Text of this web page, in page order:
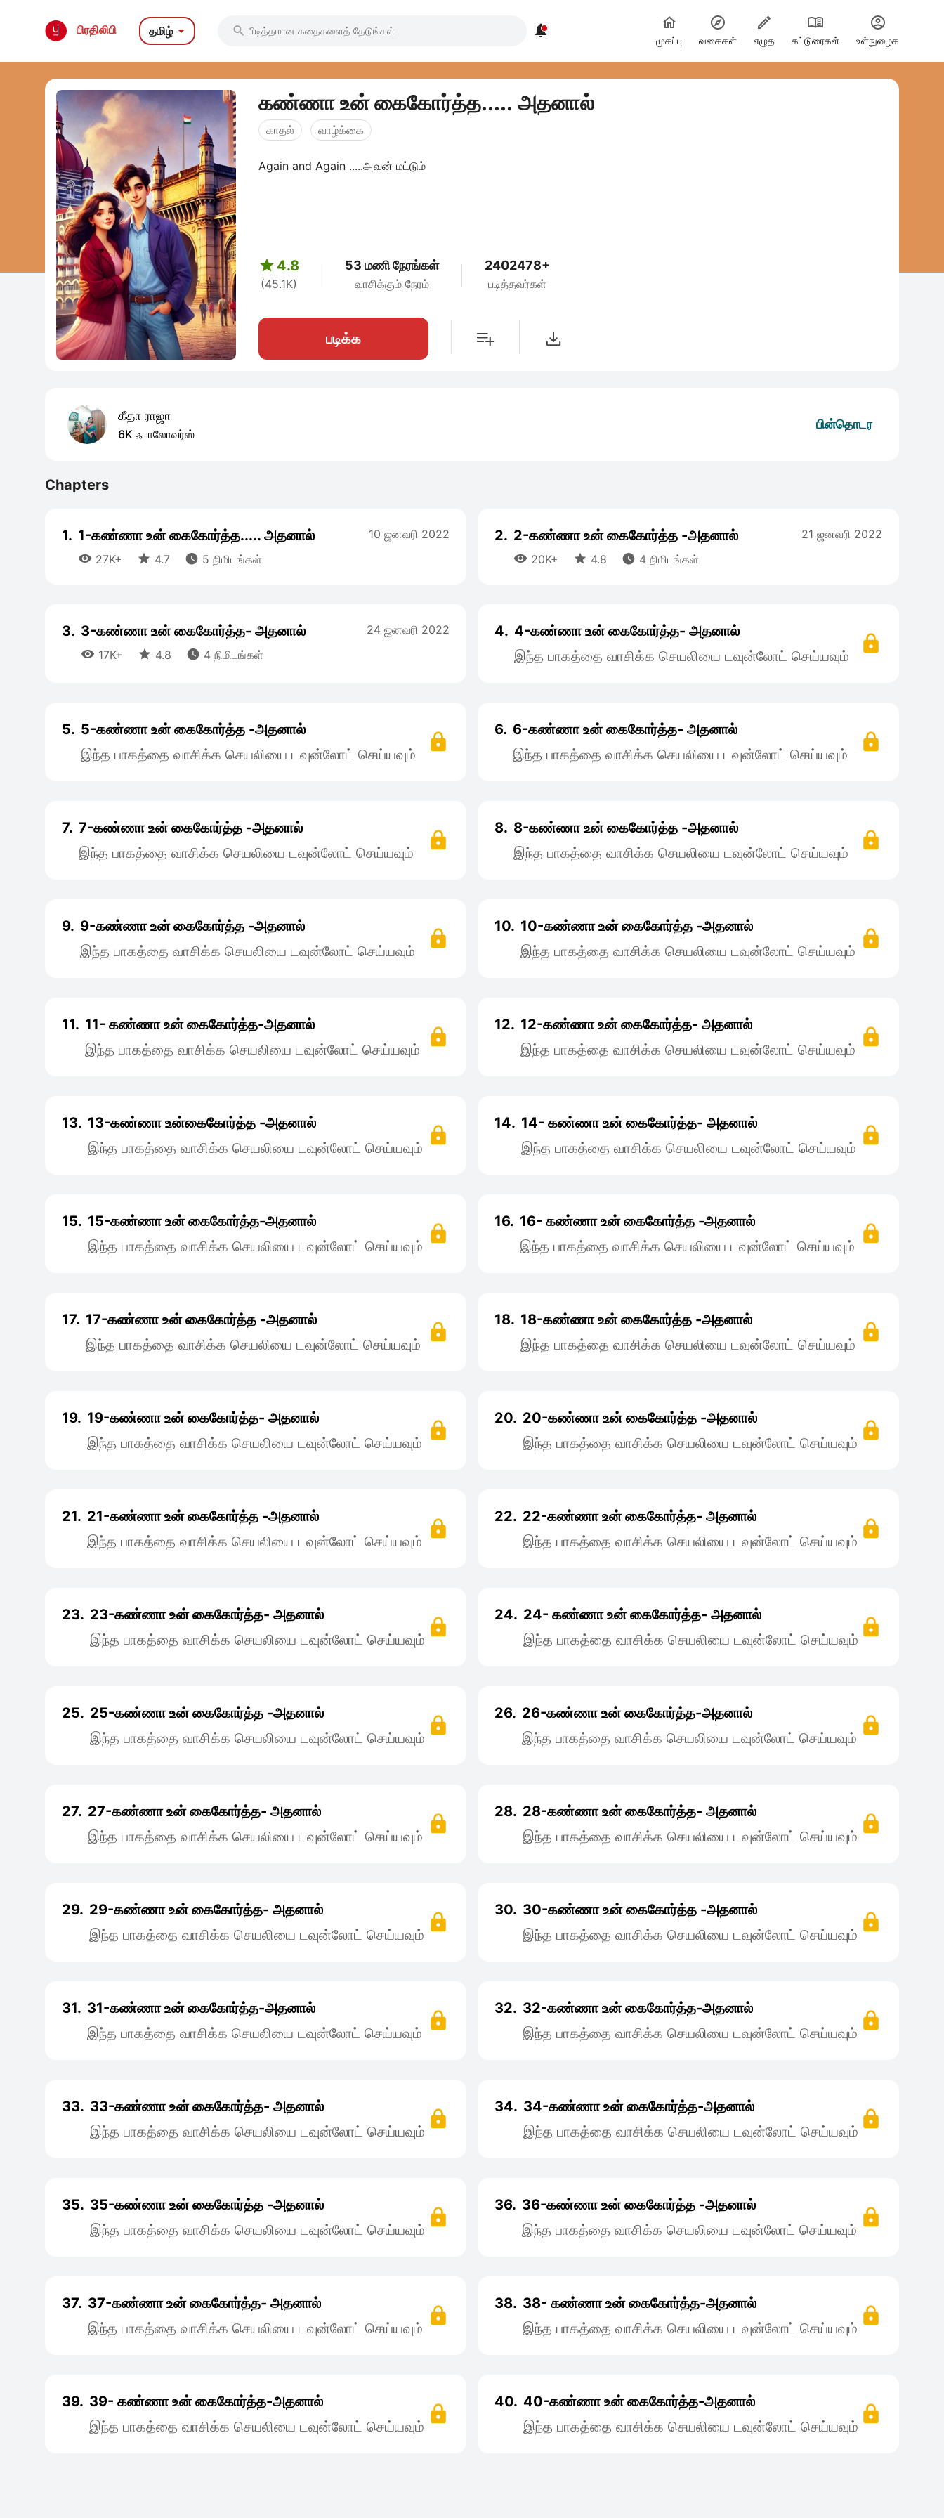
பிரதிலிபி தமிழ்  
முகப்பு வகைகள் எழுத கட்டுரைகள் உள்நுழைக
கண்ணா உன் கைகோர்த்த..... அதனால்
காதல் வாழ்க்கை
Again and Again .....அவன் மட்டும்
 4.8
(45.1K)
53 மணி நேரங்கள்
வாசிக்கும் நேரம்
2402478+
படித்தவர்கள்
படிக்க
கீதா ராஜா
6K ஃபாலோவர்ஸ்
பின்தொடர
Chapters
1. 1-கண்ணா உன் கைகோர்த்த..... அதனால்
 27K+  4.7  5 நிமிடங்கள்
10 ஜனவரி 2022 2. 2-கண்ணா உன்‌ கைகோர்த்த -அதனால்
 20K+  4.8  4 நிமிடங்கள்
21 ஜனவரி 2022
3. 3-கண்ணா உன் கைகோர்த்த- அதனால்
 17K+  4.8  4 நிமிடங்கள்
24 ஜனவரி 2022 4. 4-கண்ணா உன்‌ கைகோர்த்த- அதனால்
இந்த பாகத்தை வாசிக்க செயலியை டவுன்லோட் செய்யவும்
5. 5-கண்ணா உன்‌ கைகோர்த்த -அதனால்
இந்த பாகத்தை வாசிக்க செயலியை டவுன்லோட் செய்யவும்
6. 6-கண்ணா ‌உன்‌ கைகோர்த்த- அதனால்
இந்த பாகத்தை வாசிக்க செயலியை டவுன்லோட் செய்யவும்
7. 7-கண்ணா உன்‌ கைகோர்த்த -அதனால்
இந்த பாகத்தை வாசிக்க செயலியை டவுன்லோட் செய்யவும்
8. 8-கண்ணா‌ உன்‌ கைகோர்த்த -அதனால்
இந்த பாகத்தை வாசிக்க செயலியை டவுன்லோட் செய்யவும்
9. 9-கண்ணா உன்‌ கைகோர்த்த -அதனால்
இந்த பாகத்தை வாசிக்க செயலியை டவுன்லோட் செய்யவும்
10. 10-கண்ணா உன்‌ கைகோர்த்த -அதனால்
இந்த பாகத்தை வாசிக்க செயலியை டவுன்லோட் செய்யவும்
11. 11- கண்ணா உன் ‌கைகோர்த்த-அதனால்
இந்த பாகத்தை வாசிக்க செயலியை டவுன்லோட் செய்யவும்
12. 12-கண்ணா உன்‌ கைகோர்த்த- அதனால்
இந்த பாகத்தை வாசிக்க செயலியை டவுன்லோட் செய்யவும்
13. 13-கண்ணா உன்‌கைகோர்த்த -அதனால்
இந்த பாகத்தை வாசிக்க செயலியை டவுன்லோட் செய்யவும்
14. 14- கண்ணா உன் கைகோர்த்த- அதனால்
இந்த பாகத்தை வாசிக்க செயலியை டவுன்லோட் செய்யவும்
15. 15-கண்ணா உன் ‌கைகோர்த்த-அதனால்
இந்த பாகத்தை வாசிக்க செயலியை டவுன்லோட் செய்யவும்
16. 16- கண்ணா உன் ‌கைகோர்த்த -அதனால்
இந்த பாகத்தை வாசிக்க செயலியை டவுன்லோட் செய்யவும்
17. 17-கண்ணா உன் ‌கைகோர்த்த -அதனால்
இந்த பாகத்தை வாசிக்க செயலியை டவுன்லோட் செய்யவும்
18. 18-கண்ணா உன்‌ கைகோர்த்த -அதனால்
இந்த பாகத்தை வாசிக்க செயலியை டவுன்லோட் செய்யவும்
19. 19-கண்ணா உன் கைகோர்த்த- அதனால்
இந்த பாகத்தை வாசிக்க செயலியை டவுன்லோட் செய்யவும்
20. 20-கண்ணா உன் கைகோர்த்த -அதனால்
இந்த பாகத்தை வாசிக்க செயலியை டவுன்லோட் செய்யவும்
21. 21-கண்ணா உன்‌ கைகோர்த்த -அதனால்
இந்த பாகத்தை வாசிக்க செயலியை டவுன்லோட் செய்யவும்
22. 22-கண்ணா உன்‌ கைகோர்த்த- அதனால்
இந்த பாகத்தை வாசிக்க செயலியை டவுன்லோட் செய்யவும்
23. 23-கண்ணா உன்‌ கைகோர்த்த- அதனால்
இந்த பாகத்தை வாசிக்க செயலியை டவுன்லோட் செய்யவும்
24. 24- கண்ணா உன் கைகோர்த்த- அதனால்
இந்த பாகத்தை வாசிக்க செயலியை டவுன்லோட் செய்யவும்
25. 25-கண்ணா உன்‌ கைகோர்த்த -அதனால்
இந்த பாகத்தை வாசிக்க செயலியை டவுன்லோட் செய்யவும்
26. 26-கண்ணா உன்‌ கைகோர்த்த-‌அதனால்
இந்த பாகத்தை வாசிக்க செயலியை டவுன்லோட் செய்யவும்
27. 27-கண்ணா உன்‌ கைகோர்த்த- அதனால்
இந்த பாகத்தை வாசிக்க செயலியை டவுன்லோட் செய்யவும்
28. 28-கண்ணா உன்‌ கைகோர்த்த- அதனால்
இந்த பாகத்தை வாசிக்க செயலியை டவுன்லோட் செய்யவும்
29. 29-கண்ணா உன் ‌கைகோர்த்த- அதனால்
இந்த பாகத்தை வாசிக்க செயலியை டவுன்லோட் செய்யவும்
30. 30-கண்ணா உன்‌ கைகோர்த்த‌ -அதனால்
இந்த பாகத்தை வாசிக்க செயலியை டவுன்லோட் செய்யவும்
31. 31-கண்ணா உன் கைகோர்த்த-அதனால்
இந்த பாகத்தை வாசிக்க செயலியை டவுன்லோட் செய்யவும்
32. 32-கண்ணா உன் கைகோர்த்த-அதனால்
இந்த பாகத்தை வாசிக்க செயலியை டவுன்லோட் செய்யவும்
33. 33-கண்ணா உன் கைகோர்த்த- அதனால்
இந்த பாகத்தை வாசிக்க செயலியை டவுன்லோட் செய்யவும்
34. 34-கண்ணா‌‌ உன்‌ கைகோர்த்த-அதனால்
இந்த பாகத்தை வாசிக்க செயலியை டவுன்லோட் செய்யவும்
35. 35-கண்ணா உன் கைகோர்த்த -அதனால்
இந்த பாகத்தை வாசிக்க செயலியை டவுன்லோட் செய்யவும்
36. 36-கண்ணா உன்‌ கைகோர்த்த -அதனால்
இந்த பாகத்தை வாசிக்க செயலியை டவுன்லோட் செய்யவும்
37. 37-கண்ணா உன் கைகோர்த்த- அதனால்
இந்த பாகத்தை வாசிக்க செயலியை டவுன்லோட் செய்யவும்
38. 38- கண்ணா உன் கைகோர்த்த-அதனால்
இந்த பாகத்தை வாசிக்க செயலியை டவுன்லோட் செய்யவும்
39. 39- கண்ணா உன்‌ கைகோர்த்த-அதனால்
இந்த பாகத்தை வாசிக்க செயலியை டவுன்லோட் செய்யவும்
40. 40-கண்ணா உன் ‌கைகோர்த்த-அதனால்
இந்த பாகத்தை வாசிக்க செயலியை டவுன்லோட் செய்யவும்